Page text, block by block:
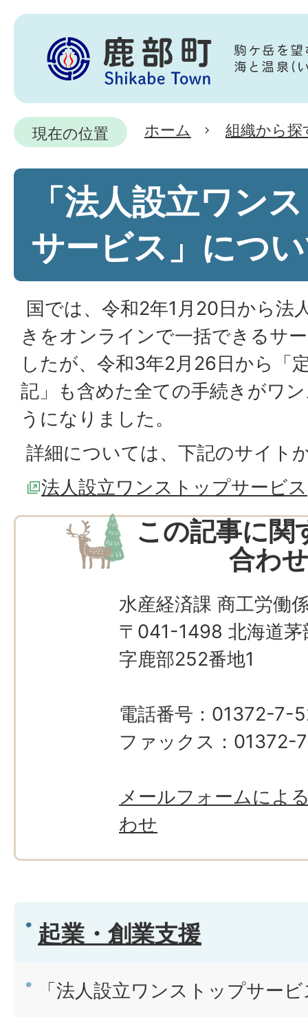
現在の位置 ホーム 組織から探
「法人設立ワン
サービス」につ
国では、令和2年1月20日から法
きをオンラインで一括できるサ
したが、令和3年2月26日から「
記」も含めた全ての手続きがワ
うになりました。
詳細については、下記のサイト
法人設立ワンストップサービス
この記事に関
合わ
水産経済課 商工労働
〒041-1498 北海道茅
字鹿部252番地1
電話番号：01372-7-
ファックス：01372-
メールフォームによ
わせ
起業・創業支援
「法人設立ワンストップサー